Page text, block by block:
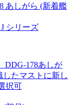
あしがら (新着艦
シリーズ
DDG-178あしが
したマストに新し
択可